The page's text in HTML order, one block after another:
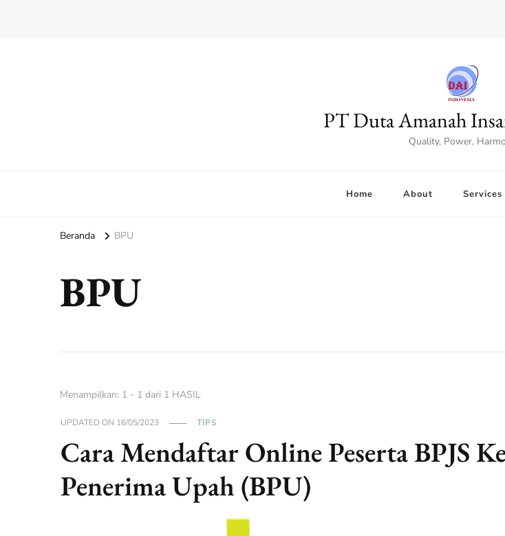
PT Duta Amanah
Quality, Power,
Home About Services
Beranda BPU
BPU
Menampilkan: 1 - 1 dari 1 HASIL
UPDATED ON 16/05/2023 TIPS
Cara Mendaftar Online Peserta BPJS
Penerima Upah (BPU)